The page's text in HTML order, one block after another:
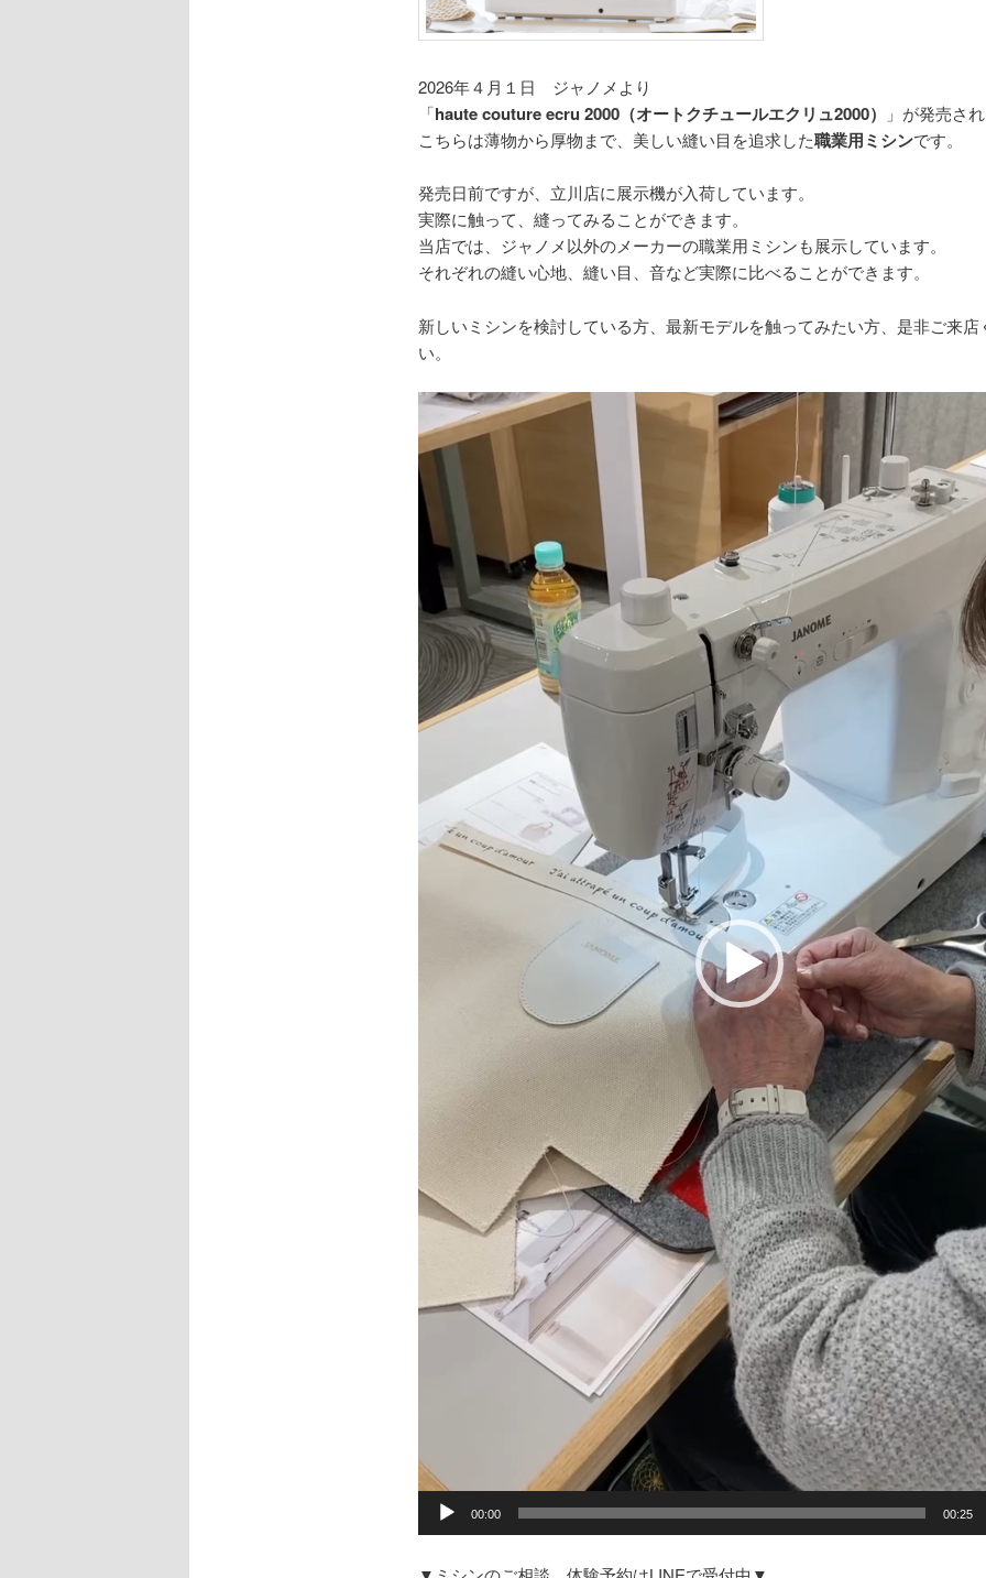
2026年４月１日 ジャノメより
「haute couture ecru 2000（オートクチュールエクリュ2000）
」が発売さ
こちらは薄物から厚物まで、美しい縫い目を追求した職業用ミシンです。
発売日前ですが、立川店に展示機が入荷しています。
実際に触って、縫ってみることができます。
当店では、ジャノメ以外のメーカーの職業用ミシンも展示しています。
それぞれの縫い心地、縫い目、音など実際に比べることができます。
新しいミシンを検討している方、最新モデルを触ってみたい方、是非ご来店
い。
動
画
プ
レ
ー
ヤ
00:00 00:25